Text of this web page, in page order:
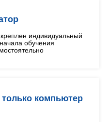
индивидуальный
обучения
компьютер